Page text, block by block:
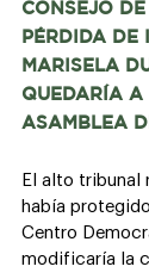
CONSEJO
PÉRDIDA DE
MARISELA
QUEDARÍA A
ASAMBLEA
El alto tribunal
había
Centro
modificaría la